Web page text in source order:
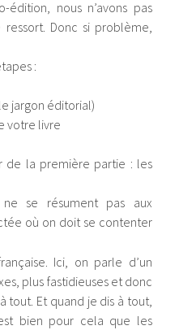
nous n’avons pas
Donc si problème,
:
jargon éditorial)
votre livre
de la première partie : les
se résument pas aux
où on doit se contenter
Ici, on parle d’un
plus fastidieuses et donc
tout. Et quand je dis à tout,
bien pour cela que les